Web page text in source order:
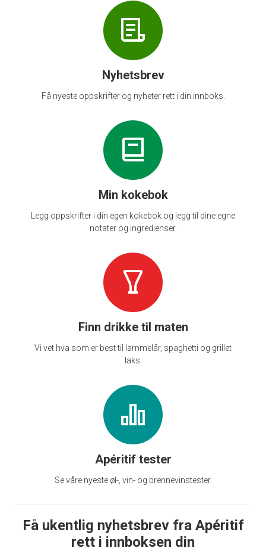
Nyhetsbrev
Få nyeste oppskrifter og nyheter rett i din innboks.
Min kokebok
Legg oppskrifter i din egen kokebok og legg til dine egne
notater og ingredienser.
Finn drikke til maten
Vi vet hva som er best til lammelår, spaghetti og grillet
laks.
Apéritif tester
Se våre nyeste øl-, vin- og brennevinstester.
Få ukentlig nyhetsbrev fra Apéritif
rett i innboksen din